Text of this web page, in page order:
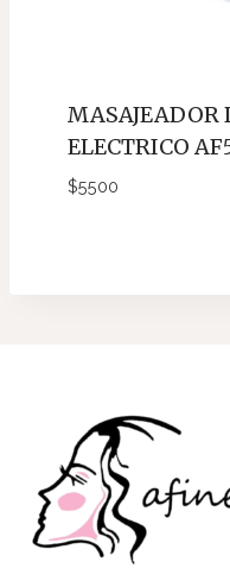
MASAJEADOR
ELECTRICO
$5500